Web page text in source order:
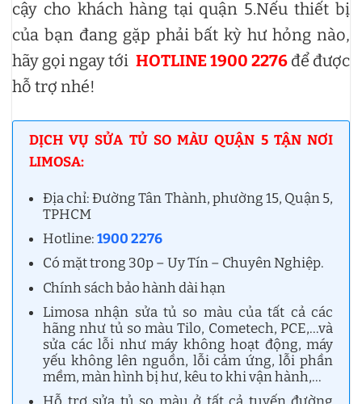
cậy cho khách hàng tại quận 5.Nếu thiết bị
của bạn đang gặp phải bất kỳ hư hỏng nào,
hãy gọi ngay tới HOTLINE 1900 2276 để được
hỗ trợ nhé!
DỊCH VỤ SỬA TỦ SO MÀU QUẬN 5 TẬN NƠI
LIMOSA:
Địa chỉ: Đường Tân Thành, phường 15, Quận 5,
TPHCM
Hotline:1900 2276
Có mặt trong 30p – Uy Tín – Chuyên Nghiệp.
Chính sách bảo hành dài hạn
Limosa nhận sửa tủ so màu của tất cả các
hãng như tủ so màu Tilo, Cometech, PCE,…và
sửa các lỗi như máy không hoạt động, máy
yếu không lên nguồn, lỗi cảm ứng, lỗi phần
mềm, màn hình bị hư, kêu to khi vận hành,…